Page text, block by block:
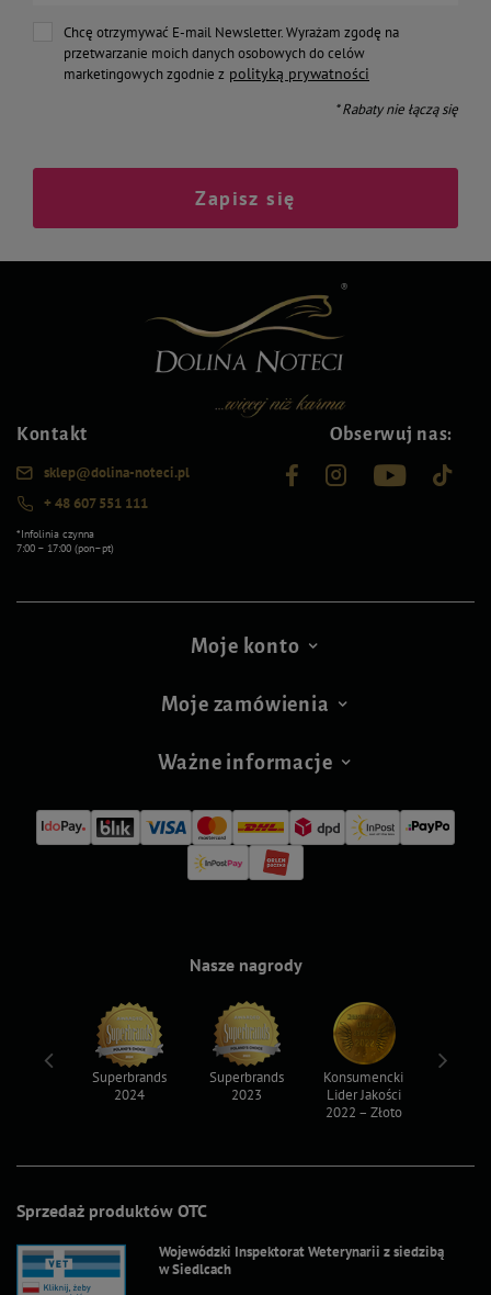
Chcę otrzymywać E-mail Newsletter. Wyrażam zgodę na
przetwarzanie moich danych osobowych do celów
marketingowych zgodnie z polityką prywatności
* Rabaty nie łączą się
Zapisz się
Kontakt
sklep@dolina-noteci.pl
+ 48 607 551 111
*Infolinia czynna
7:00 – 17:00 (pon–pt)
Obserwuj nas:
Moje konto
Moje zamówienia
Ważne informacje
Sprzedaż produktów OTC
Wojewódzki Inspektorat Weterynarii z siedzibą
w Siedlcach
Nasze nagrody
Superbrands
2024
Superbrands
2023
Konsumencki
Lider Jakości
2022 – Złoto